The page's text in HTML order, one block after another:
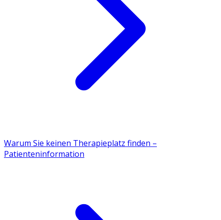
Warum Sie keinen Therapieplatz finden –
Patienteninformation